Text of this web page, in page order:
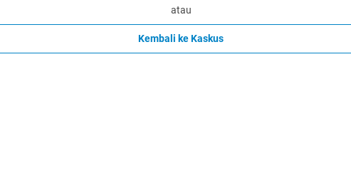
atau
Kembali ke Kaskus